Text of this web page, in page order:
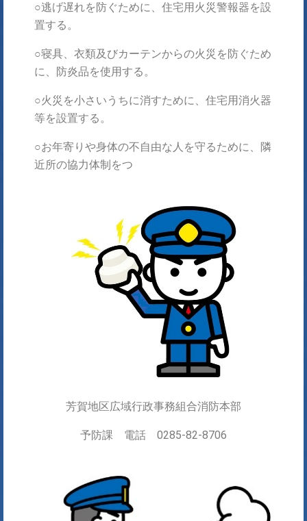
○逃げ遅れを防ぐために、住宅用火災警報器を設
置する。
○寝具、衣類及びカーテンからの火災を防ぐため
に、防炎品を使用する。
○火災を小さいうちに消すために、住宅用消火器
等を設置する。
○お年寄りや身体の不自由な人を守るために、隣
近所の協力体制をつ
芳賀地区広域行政事務組合消防本部
予防課 電話 0285-82-8706